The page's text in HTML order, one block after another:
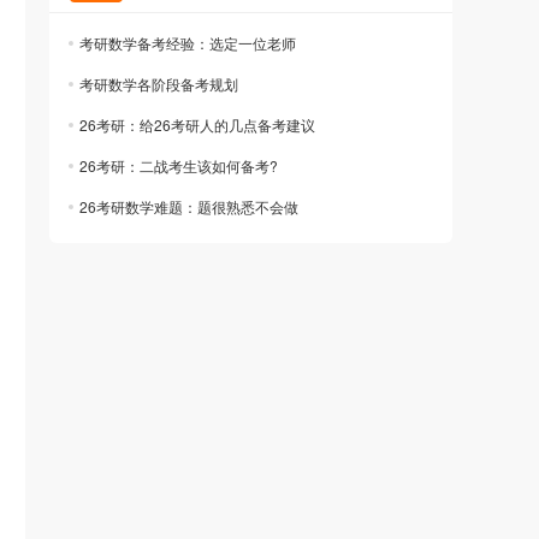
考研数学备考经验：选定一位老师
考研数学各阶段备考规划
26考研：给26考研人的几点备考建议
26考研：二战考生该如何备考?
26考研数学难题：题很熟悉不会做